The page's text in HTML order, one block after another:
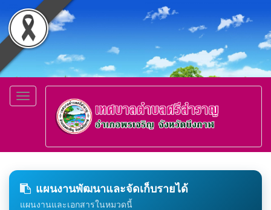
Toggle
navigation
แผนงานพัฒนาและจัดเก็บรายได้
แผนงานและเอกสารในหมวดนี้